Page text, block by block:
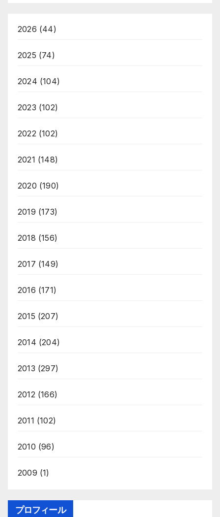
2026 (44)
2025 (74)
2024 (104)
2023 (102)
2022 (102)
2021 (148)
2020 (190)
2019 (173)
2018 (156)
2017 (149)
2016 (171)
2015 (207)
2014 (204)
2013 (297)
2012 (166)
2011 (102)
2010 (96)
2009 (1)
プロフィール